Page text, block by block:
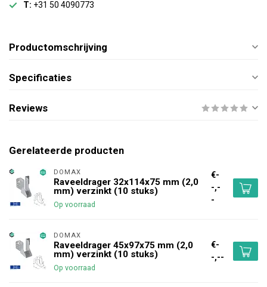
T: +31 50 4090773
Productomschrijving
Specificaties
Reviews
Gerelateerde producten
DOMAX
Raveeldrager 32x114x75 mm (2,0
mm) verzinkt (10 stuks)
Op voorraad
€-
-,-
-
DOMAX
Raveeldrager 45x97x75 mm (2,0
mm) verzinkt (10 stuks)
Op voorraad
€-
-,--